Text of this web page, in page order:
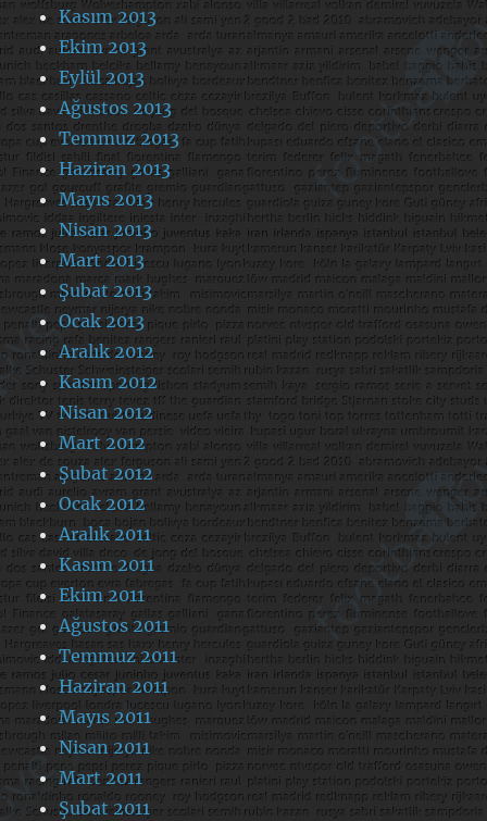
Kasım 2013
Ekim 2013
Eylül 2013
Ağustos 2013
Temmuz 2013
Haziran 2013
Mayıs 2013
Nisan 2013
Mart 2013
Şubat 2013
Ocak 2013
Aralık 2012
Kasım 2012
Nisan 2012
Mart 2012
Şubat 2012
Ocak 2012
Aralık 2011
Kasım 2011
Ekim 2011
Ağustos 2011
Temmuz 2011
Haziran 2011
Mayıs 2011
Nisan 2011
Mart 2011
Şubat 2011